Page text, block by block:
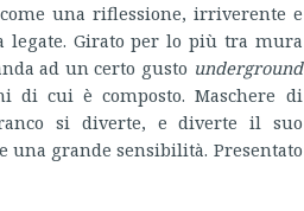
una riflessione, irriverente e
Girato per lo più tra mura
ad un certo gusto underground
di cui è composto. Maschere di
si diverte, e diverte il suo
una grande sensibilità. Presentato